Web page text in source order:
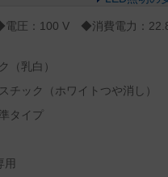
圧：100 V ◆消費電力：
（乳白）
ック（ホワイトつや消し）
タイプ